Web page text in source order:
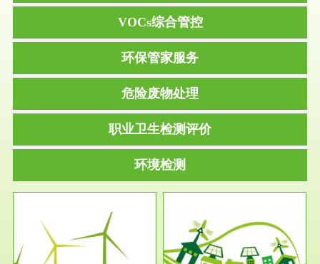
VOCs综合管控
环保管家服务
危险废物处理
职业卫生检测评价
环境检测
服务范围